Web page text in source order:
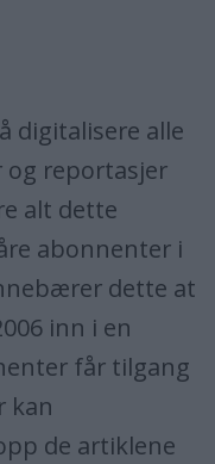
digitalisere alle
og reportasjer
alt dette
abonnenter i
dette at
inn i en
får tilgang
kan
de artiklene